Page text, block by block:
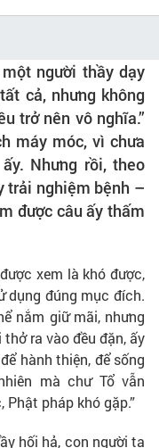
người thầy dạy
cả, nhưng không
trở nên vô nghĩa.”
máy móc, vì chưa
Nhưng rồi, theo
trải nghiệm bệnh –
được câu ấy thấm
xem là khó được,
dụng đúng mục đích.
nắm giữ mãi, nhưng
ra vào đều đặn, ấy
hành thiện, để sống
mà chư Tổ vẫn
pháp khó gặp.”
hối hả, con người ta